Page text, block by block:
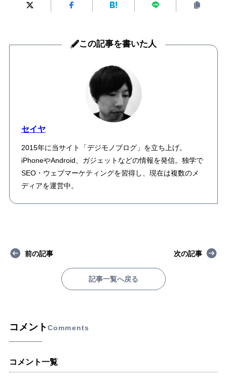
この記事を書いた人
セイヤ
2015年に当サイト「デジモノブログ」を立ち上げ。
iPhoneやAndroid、ガジェットなどの情報を発信。独学で
SEO・ウェブマーケティングを習得し、現在は複数のメ
ディアを運営中。
前の記事
記事一覧へ戻る
次の記事
コメントComments
コメント一覧